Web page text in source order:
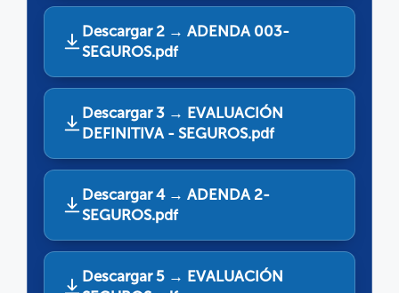
Descargar 2 → ADENDA 003-
SEGUROS.pdf
Descargar 3 → EVALUACIÓN
DEFINITIVA - SEGUROS.pdf
Descargar 4 → ADENDA 2-
SEGUROS.pdf
Descargar 5 → EVALUACIÓN